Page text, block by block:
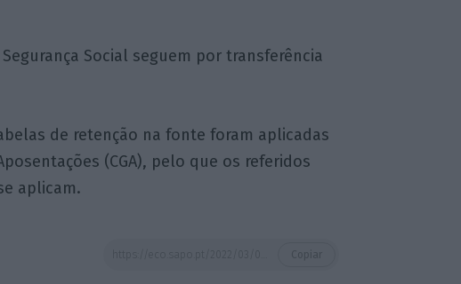
Social seguem por transferência
de retenção na fonte foram aplicadas
(CGA), pelo que os referidos
aplicam.